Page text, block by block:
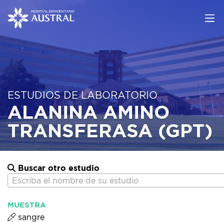
ESTUDIOS DE LABORATORIO
ALANINA AMINO
TRANSFERASA (GPT)
Buscar otro estudio
Escriba el nombre de su estudio
MUESTRA
sangre